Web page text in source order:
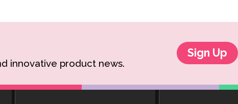
innovative product news.
Sign Up